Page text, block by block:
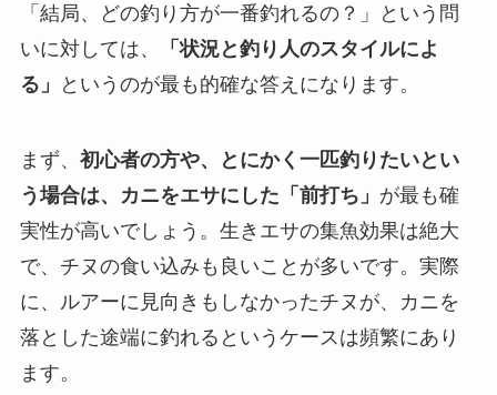
「結局、どの釣り方が一番釣れるの？」という問
いに対しては、
「状況と釣り人のスタイルによ
る」
というのが最も的確な答えになります。
まず、 初心者の方や、とにかく一匹釣りたいとい
う場合は、カニをエサにした「前打ち」 が最も確
実性が高いでしょう。生きエサの集魚効果は絶大
で、チヌの食い込みも良いことが多いです。実際
に、ルアーに見向きもしなかったチヌが、カニを
落とした途端に釣れるというケースは頻繁にあり
ます。